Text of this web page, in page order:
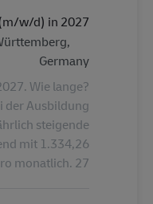
w/d) in 2027
الموقع
Germany
Wie lange?
der Ausbildung
steigende
mit 1.334,26
monatlich. 27...